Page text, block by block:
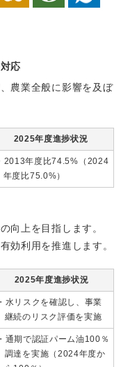
応
農業全般に影響を及ぼ
2025年度進捗状況
2013年度比74.5%（2024
年度比75.0%）
向上を目指します。
効利用を推進します。
2025年度進捗状況
水リスクを確認し、事業
継続のリスク評価を実施
通期で認証パーム油100％
調達を実施（2024年度か